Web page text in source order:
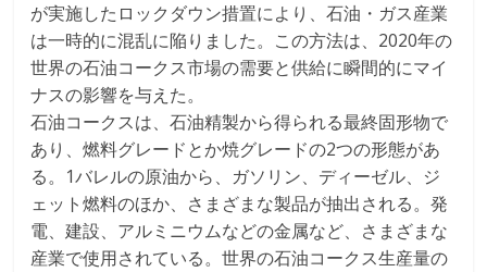
が実施したロックダウン措置により、石油・ガス産業
は一時的に混乱に陥りました。この方法は、2020年の
世界の石油コークス市場の需要と供給に瞬間的にマイ
ナスの影響を与えた。
石油コークスは、石油精製から得られる最終固形物で
あり、燃料グレードとか焼グレードの2つの形態があ
る。1バレルの原油から、ガソリン、ディーゼル、ジ
ェット燃料のほか、さまざまな製品が抽出される。発
電、建設、アルミニウムなどの金属など、さまざまな
産業で使用されている。世界の石油コークス生産量の